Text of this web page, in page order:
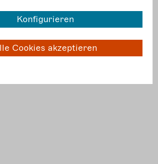
werden versuchen diese zu
Konfigurieren
Cookies akzeptieren